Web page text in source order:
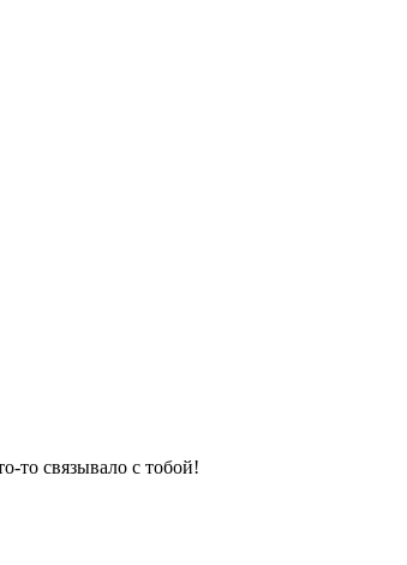
то связывало с тобой!